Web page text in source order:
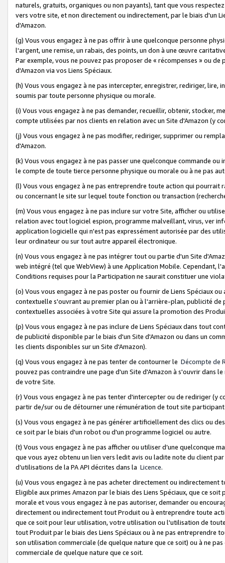
naturels, gratuits, organiques ou non payants), tant que vous
vers votre site, et non directement ou indirectement, par le biais d'un
d'Amazon.
(g) Vous vous engagez à ne pas offrir à une quelconque personne
l'argent, une remise, un rabais, des points, un don à une œuvre
Par exemple, vous ne pouvez pas proposer de « récompenses » ou
d'Amazon via vos Liens Spéciaux.
(h) Vous vous engagez à ne pas intercepter, enregistrer, rediriger,
soumis par toute personne physique ou morale.
(i) Vous vous engagez à ne pas demander, recueillir, obtenir, stocker,
compte utilisées par nos clients en relation avec un Site d'Amazon (y
(j) Vous vous engagez à ne pas modifier, rediriger, supprimer ou
d'Amazon.
(k) Vous vous engagez à ne pas passer une quelconque commande
le compte de toute tierce personne physique ou morale ou à ne pas
(l) Vous vous engagez à ne pas entreprendre toute action qui
ou concernant le site sur lequel toute fonction ou transaction
(m) Vous vous engagez à ne pas inclure sur votre Site, afficher ou
relation avec tout logiciel espion, programme malveillant, virus, ver
application logicielle qui n'est pas expressément autorisée par des
leur ordinateur ou sur tout autre appareil électronique.
(n) Vous vous engagez à ne pas intégrer tout ou partie d'un Site
web intégré (tel que WebView) à une Application Mobile. Cependant,
Conditions requises pour la Participation ne saurait constituer une
(o) Vous vous engagez à ne pas poster ou fournir de Liens Spéciaux
contextuelle s'ouvrant au premier plan ou à l'arrière-plan, publicité
contextuelles associées à votre Site qui assure la promotion des
(p) Vous vous engagez à ne pas inclure de Liens Spéciaux dans tout
de publicité disponible par le biais d'un Site d'Amazon ou dans un
les clients disponibles sur un Site d'Amazon).
(q) Vous vous engagez à ne pas tenter de contourner le Décompte de
pouvez pas contraindre une page d'un Site d'Amazon à s'ouvrir dans
de votre Site.
(r) Vous vous engagez à ne pas tenter d'intercepter ou de rediriger
partir de/sur ou de détourner une rémunération de tout site
(s) Vous vous engagez à ne pas générer artificiellement des clics ou
ce soit par le biais d'un robot ou d'un programme logiciel ou autre.
(t) Vous vous engagez à ne pas afficher ou utiliser d’une quelconque
que vous ayez obtenu un lien vers ledit avis ou ladite note du client
d’utilisations de la PA API décrites dans la Licence.
(u) Vous vous engagez à ne pas acheter directement ou
Eligible aux primes Amazon par le biais des Liens Spéciaux, que ce
morale et vous vous engagez à ne pas autoriser, demander ou
directement ou indirectement tout Produit ou à entreprendre toute
que ce soit pour leur utilisation, votre utilisation ou l'utilisation de
tout Produit par le biais des Liens Spéciaux ou à ne pas entreprendre
son utilisation commerciale (de quelque nature que ce soit) ou à ne
commerciale de quelque nature que ce soit.